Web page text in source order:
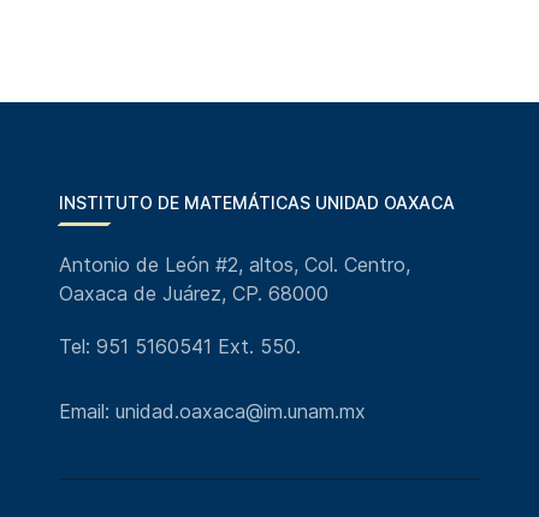
INSTITUTO DE MATEMÁTICAS UNIDAD OAXACA
Antonio de León #2, altos, Col. Centro,
Oaxaca de Juárez, CP. 68000
Tel: 951 5160541 Ext. 550.
Email: unidad.oaxaca@im.unam.mx